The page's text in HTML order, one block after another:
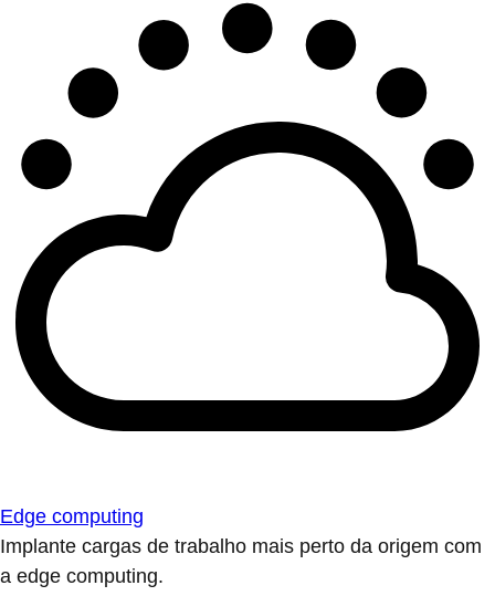
Edge computing
Implante cargas de trabalho mais perto da origem com
a edge computing.